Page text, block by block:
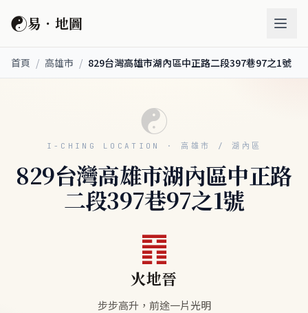
☯易．地圖
首頁 / 高雄市 / 829台灣高雄市湖內區中正路二段397巷97之1號
☯
I-CHING LOCATION · 高雄市 / 湖內區
829台灣高雄市湖內區中正路
二段397巷97之1號
䷢
火地晉
步步高升，前途一片光明